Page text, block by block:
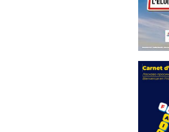
l’élu
Mise
2024